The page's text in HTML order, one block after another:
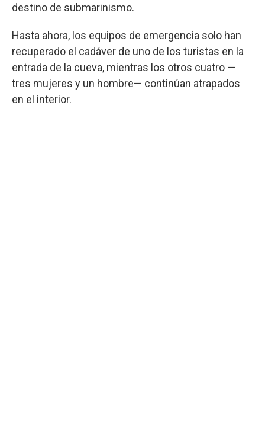
destino de submarinismo.
Hasta ahora, los equipos de emergencia solo han
recuperado el cadáver de uno de los turistas en la
entrada de la cueva, mientras los otros cuatro —
tres mujeres y un hombre— continúan atrapados
en el interior.